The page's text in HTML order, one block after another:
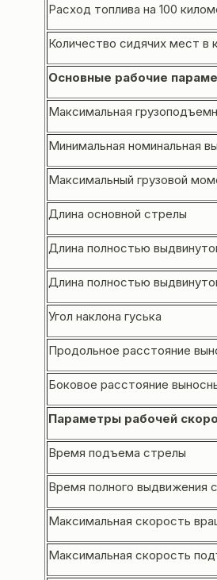
Расход топлива на 100
Количество сидячих мест в
Основные рабочие
Максимальная
Минимальная номинальная
Максимальный грузовой
Длина основной стрелы
Длина полностью
Длина полностью
Угол наклона гуська
Продольное расстояние
Боковое расстояние
Параметры рабочей
Время подъема стрелы
Время полного выдвижения
Максимальная скорость
Максимальная скорость